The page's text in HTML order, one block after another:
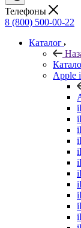
Телефоны
8 (800) 500-00-22
Каталог
Apple